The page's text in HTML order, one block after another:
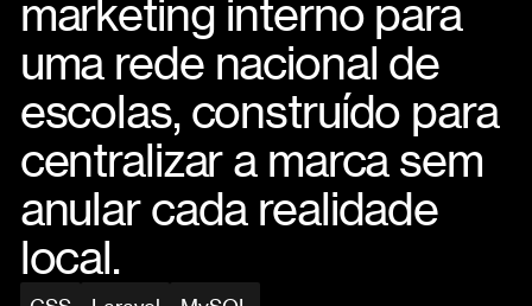
marketing interno para
uma rede nacional de
escolas, construído para
centralizar a marca sem
anular cada realidade
local.